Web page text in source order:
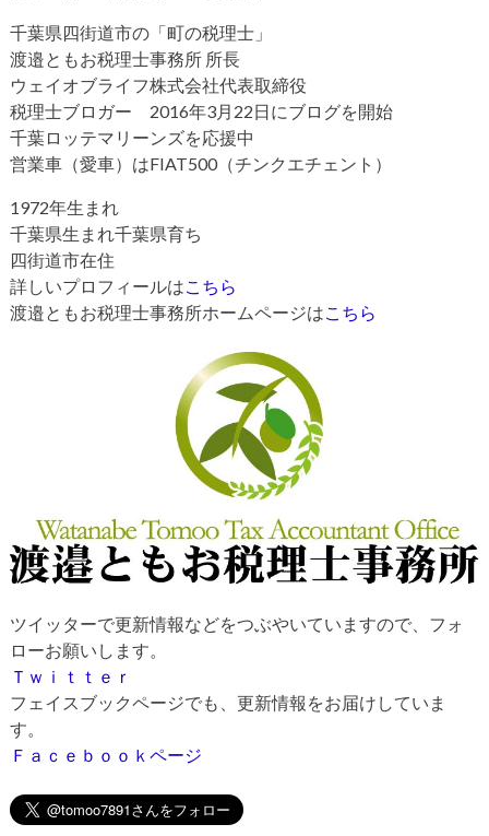
千葉県四街道市の「町の税理士」
渡邉ともお税理士事務所 所長
ウェイオブライフ株式会社代表取締役
税理士ブロガー 2016年3月22日にブログを開始
千葉ロッテマリーンズを応援中
営業車（愛車）はFIAT500（チンクエチェント）
1972年生まれ
千葉県生まれ千葉県育ち
四街道市在住
詳しいプロフィールは こちら
渡邉ともお税理士事務所ホームページは こちら
ツイッターで更新情報などをつぶやいていますので、フォ
ローお願いします。
Ｔｗｉｔｔｅｒ
フェイスブックページでも、更新情報をお届けしていま
す。
Ｆａｃｅｂｏｏｋページ